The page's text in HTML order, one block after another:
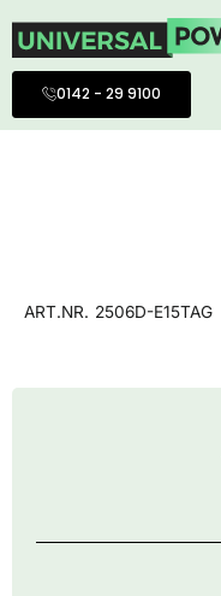
innehåll
0142 - 29 9100
ART.NR. 2506D-E15TAG